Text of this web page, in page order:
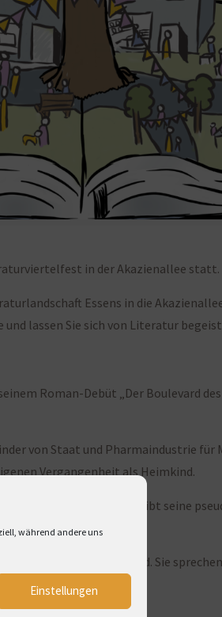
während andere uns
Einstellungen
in der Akazienallee statt.
Essens in die
lassen Sie sich von Literatur
Roman-Debüt „Der Boulevard des
von Staat und Pharmaindustrie für
Vergangenheit als Heimkind.
und Anatolien und gibt seine
auf den Grund. Sie
uns davor zu schützen.